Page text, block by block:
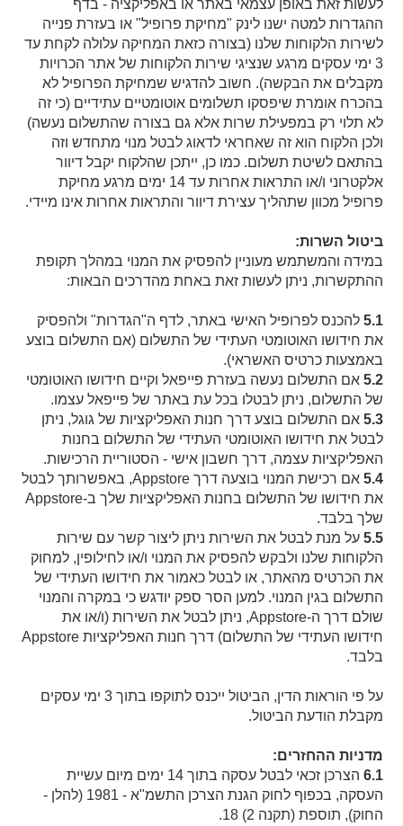
לעשות זאת באופן עצמאי באתר או באפליקציה - בדף
ההגדרות למטה ישנו לינק "מחיקת פרופיל" או בעזרת פנייה
לשירות הלקוחות שלנו (בצורה כזאת המחיקה עלולה לקחת עד
3 ימי עסקים מרגע שנציגי שירות הלקוחות של אתר הכרויות
מקבלים את הבקשה). חשוב להדגיש שמחיקת הפרופיל לא
בהכרח אומרת שיפסקו תשלומים אוטומטיים עתידיים (כי זה
לא תלוי רק במפעילת שרות אלא גם בצורה שהתשלום נעשה)
ולכן הלקוח הוא זה שאחראי לדאוג לבטל מנוי מתחדש וזה
בהתאם לשיטת תשלום. כמו כן, ייתכן שהלקוח יקבל דיוור
אלקטרוני ו/או התראות אחרות עד 14 ימים מרגע מחיקת
פרופיל מכוון שתהליך עצירת דיוור והתראות אחרות אינו מיידי.
ביטול השרות:
במידה והמשתמש מעוניין להפסיק את המנוי במהלך תקופת
ההתקשרות, ניתן לעשות זאת באחת מהדרכים הבאות:
5.1 להכנס לפרופיל האישי באתר, לדף ה"הגדרות" ולהפסיק
את חידושו האוטומטי העתידי של התשלום (אם התשלום בוצע
באמצעות כרטיס האשראי).
5.2 אם התשלום נעשה בעזרת פייפאל וקיים חידושו האוטומטי
של התשלום, ניתן לבטלו בכל עת באתר של פייפאל עצמו.
5.3 אם התשלום בוצע דרך חנות האפליקציות של גוגל, ניתן
לבטל את חידושו האוטומטי העתידי של התשלום בחנות
האפליקציות עצמה, דרך חשבון אישי - הסטוריית הרכישות.
5.4
אם רכישת המנוי בוצעה דרך Appstore, באפשרותך לבטל
את חידושו של התשלום בחנות האפליקציות שלך ב-Appstore
שלך בלבד.
5.5 על מנת לבטל את השירות ניתן ליצור קשר עם שירות
הלקוחות שלנו ולבקש להפסיק את המנוי ו/או לחילופין, למחוק
את הכרטיס מהאתר, או לבטל כאמור את חידושו העתידי של
התשלום בגין המנוי. למען הסר ספק יודגש כי במקרה והמנוי
שולם דרך ה-Appstore, ניתן לבטל את השירות (ו/או את
חידושו העתידי של התשלום) דרך חנות האפליקציות Appstore
בלבד.
על פי הוראות הדין, הביטול ייכנס לתוקפו בתוך 3 ימי עסקים
מקבלת הודעת הביטול.
מדניות ההחזרים:
6.1
הצרכן זכאי לבטל עסקה בתוך 14 ימים מיום עשיית
העסקה, בכפוף לחוק הגנת הצרכן התשמ"א - 1981 (להלן -
החוק), תוספת (תקנה 2) 18.